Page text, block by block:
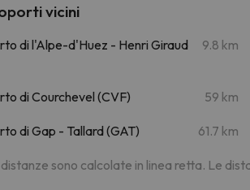
vicini
di l'Alpe-d'Huez - Henri Giraud
9.8 km
di Courchevel (CVF) 59 km
di Gap - Tallard (GAT) 61.7 km
sono calcolate in linea retta. Le